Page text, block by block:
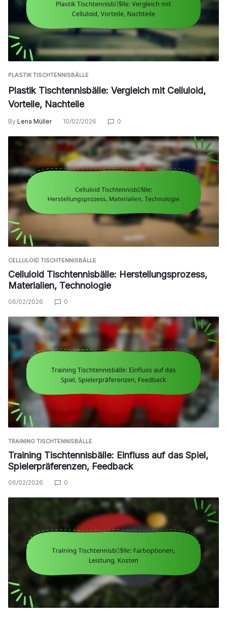
PLASTIK TISCHTENNISBÄLLE
Plastik Tischtennisbälle: Vergleich mit Celluloid,
Vorteile, Nachteile
By Lena Müller 10/02/2026 0
CELLULOID TISCHTENNISBÄLLE
Celluloid Tischtennisbälle: Herstellungsprozess,
Materialien, Technologie
06/02/2026 0
TRAINING TISCHTENNISBÄLLE
Training Tischtennisbälle: Einfluss auf das Spiel,
Spielerpräferenzen, Feedback
06/02/2026 0